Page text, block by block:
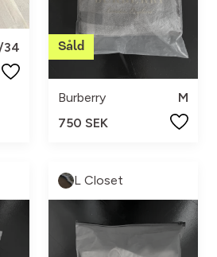
34
Burberry
M
750 SEK
L Closet